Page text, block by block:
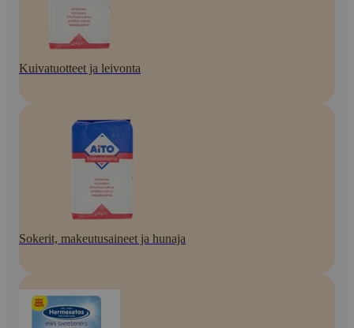
Kuivatuotteet ja leivonta
Sokerit, makeutusaineet ja hunaja